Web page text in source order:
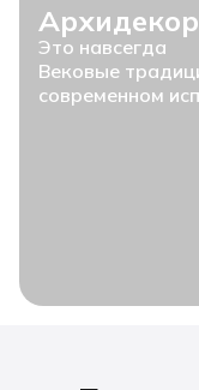
Архидекор
Это навсегда
Вековые
современном